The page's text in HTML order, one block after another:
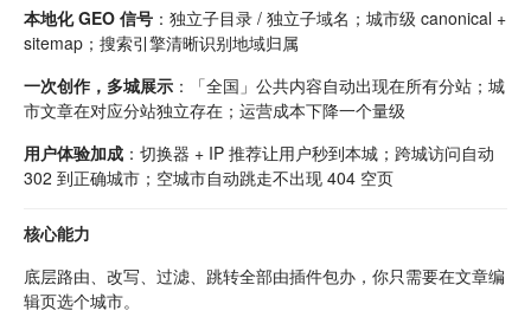
本地化 GEO 信号 ：独立子目录 / 独立子域名；城市级 canonical +
sitemap；搜索引擎清晰识别地域归属
一次创作，多城展示 ：「全国」公共内容自动出现在所有分站；城
市文章在对应分站独立存在；运营成本下降一个量级
用户体验加成 ：切换器 + IP 推荐让用户秒到本城；跨城访问自动
302 到正确城市；空城市自动跳走不出现 404 空页
核心能力
底层路由、改写、过滤、跳转全部由插件包办，你只需要在文章编
辑页选个城市。